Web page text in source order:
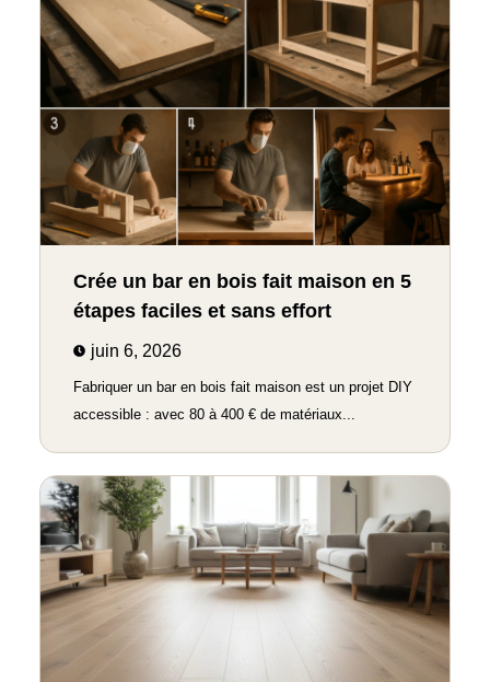
Crée un bar en bois fait maison en 5
étapes faciles et sans effort
juin 6, 2026
Fabriquer un bar en bois fait maison est un projet DIY
accessible : avec 80 à 400 € de matériaux...